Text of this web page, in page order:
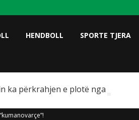
HENDBOLL SPORTE TJERA
ka përkrahjen e plotë nga Omeragiç